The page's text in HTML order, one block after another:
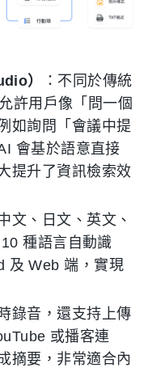
）
：不同於傳統
許用戶像「問一個
如詢問「會議中提
會基於語意直接
提升了資訊檢索效
文、日文、英文、
種語言自動識
及 Web 端，實現
錄音，還支持上傳
或播客連
摘要，非常適合內